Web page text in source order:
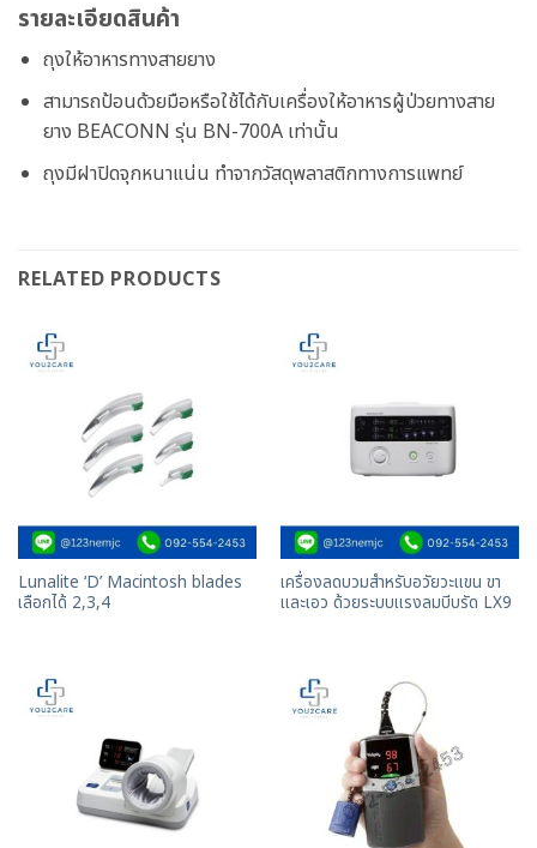
รายละเอียดสินค้า
ถุงให้อาหารทางสายยาง
สามารถป้อนด้วยมือหรือใช้ได้กับเครื่องให้อาหารผู้ป่วยทางสาย
ยาง BEACONN รุ่น BN-700A เท่านั้น
ถุงมีฝาปิดจุกหนาแน่น ทำจากวัสดุพลาสติกทางการแพทย์
RELATED PRODUCTS
Lunalite ‘D’ Macintosh blades
เลือกได้ 2,3,4
เครื่องลดบวมสำหรับอวัยวะแขน ขา
และเอว ด้วยระบบแรงลมบีบรัด LX9